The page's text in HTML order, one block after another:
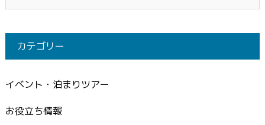
カテゴリー
イベント・泊まりツアー
お役立ち情報